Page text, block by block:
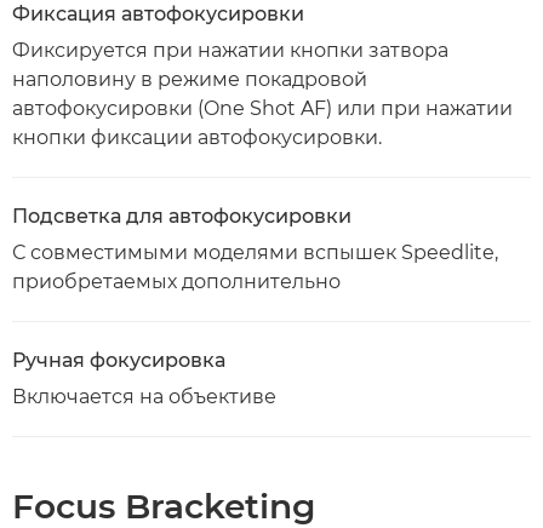
Фиксация автофокусировки
Фиксируется при нажатии кнопки затвора
наполовину в режиме покадровой
автофокусировки (One Shot AF) или при нажатии
кнопки фиксации автофокусировки.
Подсветка для автофокусировки
С совместимыми моделями вспышек Speedlite,
приобретаемых дополнительно
Ручная фокусировка
Включается на объективе
Focus Bracketing